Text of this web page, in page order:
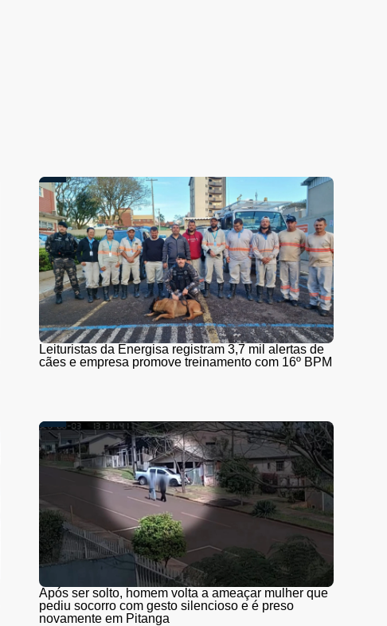
Leituristas da Energisa registram 3,7 mil alertas de
cães e empresa promove treinamento com 16º BPM
Após ser solto, homem volta a ameaçar mulher que
pediu socorro com gesto silencioso e é preso
novamente em Pitanga